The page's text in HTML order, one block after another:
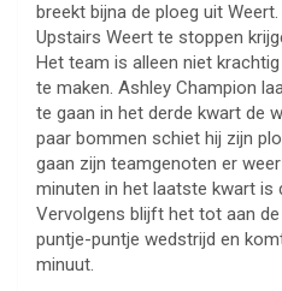
breekt bijna de ploeg uit
Upstairs Weert te stoppen
Het team is alleen niet
te maken. Ashley Champion
te gaan in het derde kwart de
paar bommen schiet hij zijn
gaan zijn teamgenoten er
minuten in het laatste kwart is
Vervolgens blijft het tot aan
puntje-puntje wedstrijd en
minuut.